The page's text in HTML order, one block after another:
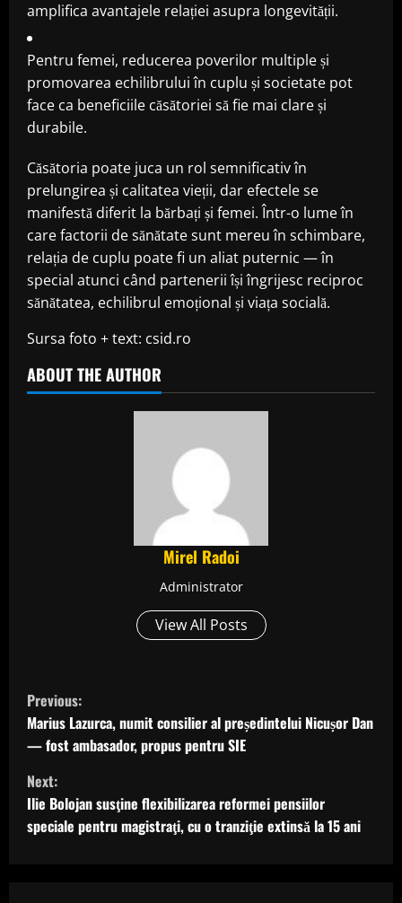
amplifica avantajele relației asupra longevității.
Pentru femei, reducerea poverilor multiple și
promovarea echilibrului în cuplu și societate pot
face ca beneficiile căsătoriei să fie mai clare și
durabile.
Căsătoria poate juca un rol semnificativ în
prelungirea și calitatea vieții, dar efectele se
manifestă diferit la bărbați și femei. Într-o lume în
care factorii de sănătate sunt mereu în schimbare,
relația de cuplu poate fi un aliat puternic — în
special atunci când partenerii își îngrijesc reciproc
sănătatea, echilibrul emoțional și viața socială.
Sursa foto + text: csid.ro
ABOUT THE AUTHOR
Mirel Radoi
Administrator
View All Posts
C
o
n
t
i
Previous:
Marius Lazurca, numit consilier al președintelui Nicușor Dan
— fost ambasador, propus pentru SIE
Next:
Ilie Bolojan susţine flexibilizarea reformei pensiilor
speciale pentru magistraţi, cu o tranziţie extinsă la 15 ani